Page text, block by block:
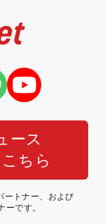
ース
ちら
ートナー、および
ーです。